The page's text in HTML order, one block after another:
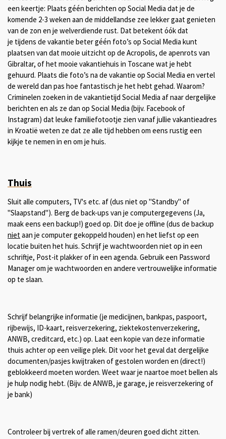
een keertje: Plaats géén berichten op Social Media dat je de
komende 2-3 weken aan de middellandse zee lekker gaat genieten
van de zon en je welverdiende rust. Dat betekent óók dat
je tijdens de vakantie beter géén foto’s op Social Media kunt
plaatsen van dat mooie uitzicht op de Acropolis, de apenrots van
Gibraltar, of het mooie vakantiehuis in Toscane wat je hebt
gehuurd. Plaats die foto’s na de vakantie op Social Media en vertel
de wereld dan pas hoe fantastisch je het hebt gehad. Waarom?
Criminelen zoeken in de vakantietijd Social Media af naar dergelijke
berichten en als ze dan op Social Media (bijv. Facebook of
Instagram) dat leuke familiefotootje zien vanaf jullie vakantieadres
in Kroatië weten ze dat ze alle tijd hebben om eens rustig een
kijkje te nemen in en om je huis.
Thuis
Sluit alle computers, TV's etc. af (dus niet op "Standby" of
"Slaapstand"). Berg de back-ups van je computergegevens (Ja,
maak eens een backup!) goed op. Dit doe je offline (dus de backup
nietaan je computer gekoppeld houden) en het liefst op een
locatie buiten het huis. Schrijf je wachtwoorden niet op in een
schriftje, Post-it plakker of in een agenda. Gebruik een Password
Manager om je wachtwoorden en andere vertrouwelijke informatie
op te slaan.
Schrijf belangrijke informatie (je medicijnen, bankpas, paspoort,
rijbewijs, ID-kaart, reisverzekering, ziektekostenverzekering,
ANWB, creditcard, etc.) op. Laat een kopie van deze informatie
thuis achter op een veilige plek. Dit voor het geval dat dergelijke
documenten/pasjes kwijtraken of gestolen worden en (direct!)
geblokkeerd moeten worden. Weet waar je naartoe moet bellen als
je hulp nodig hebt. (Bijv. de ANWB, je garage, je reisverzekering of
je bank)
Controleer bij vertrek of alle ramen/deuren goed dicht zitten.